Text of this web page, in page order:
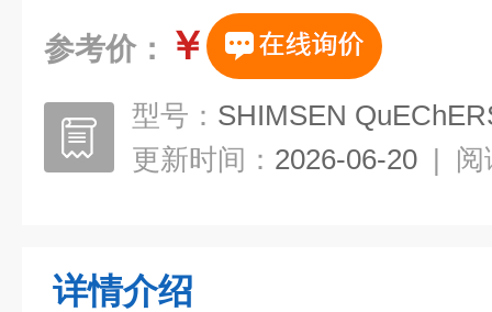
参考价： ￥
型号： SHIMSEN
更新时间： 2026-06-20 | 阅
详情介绍